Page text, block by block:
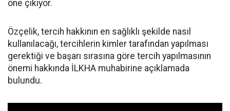
öne çıkıyor.
Özçelik, tercih hakkının en sağlıklı şekilde nasıl
kullanılacağı, tercihlerin kimler tarafından yapılması
gerektiği ve başarı sırasına göre tercih yapılmasının
önemi hakkında İLKHA muhabirine açıklamada
bulundu.